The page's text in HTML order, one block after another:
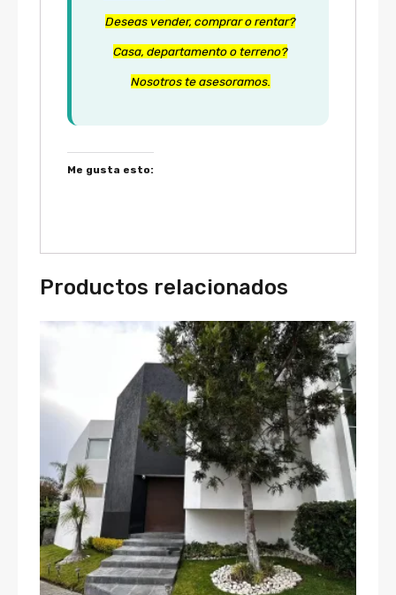
Deseas vender, comprar o rentar?
Casa, departamento o terreno?
Nosotros te asesoramos.
Me gusta esto:
Productos relacionados